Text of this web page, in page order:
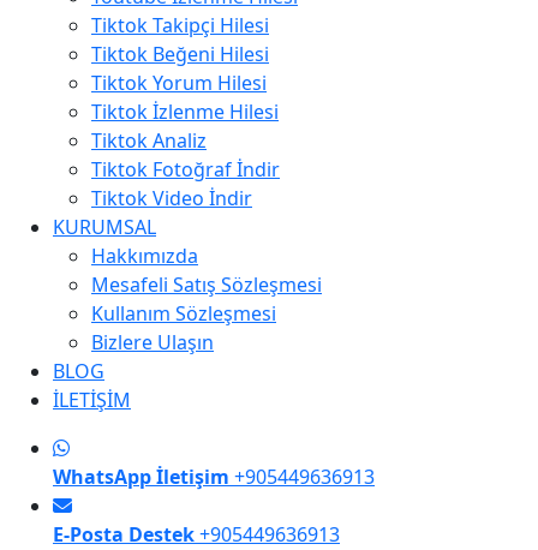
Tiktok Takipçi Hilesi
Tiktok Beğeni Hilesi
Tiktok Yorum Hilesi
Tiktok İzlenme Hilesi
Tiktok Analiz
Tiktok Fotoğraf İndir
Tiktok Video İndir
KURUMSAL
Hakkımızda
Mesafeli Satış Sözleşmesi
Kullanım Sözleşmesi
Bizlere Ulaşın
BLOG
İLETİŞİM
WhatsApp İletişim +905449636913
E-Posta Destek+905449636913